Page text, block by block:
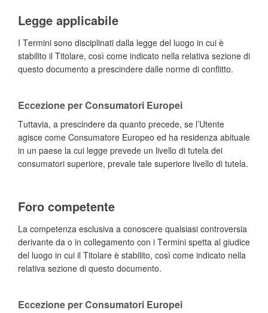
Legge applicabile
I Termini sono disciplinati dalla legge del luogo in cui è
stabilito il Titolare, così come indicato nella relativa sezione di
questo documento a prescindere dalle norme di conflitto.
Eccezione per Consumatori Europei
Tuttavia, a prescindere da quanto precede, se l’Utente
agisce come Consumatore Europeo ed ha residenza abituale
in un paese la cui legge prevede un livello di tutela dei
consumatori superiore, prevale tale superiore livello di tutela.
Foro competente
La competenza esclusiva a conoscere qualsiasi controversia
derivante da o in collegamento con i Termini spetta al giudice
del luogo in cui il Titolare è stabilito, così come indicato nella
relativa sezione di questo documento.
Eccezione per Consumatori Europei